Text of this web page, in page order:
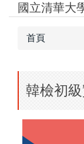
國立清華大
首頁
韓檢初